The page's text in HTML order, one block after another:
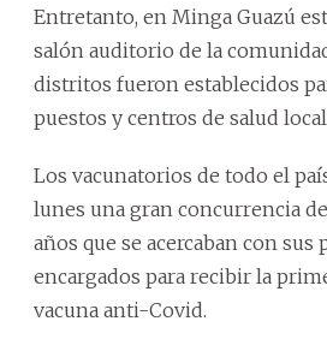
Entretanto, en Minga Guazú
salón auditorio de la
distritos fueron establecidos
puestos y centros de salud
Los vacunatorios de todo el
lunes una gran concurrencia
años que se acercaban con sus
encargados para recibir la
vacuna anti-Covid.